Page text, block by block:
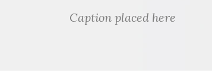
Caption placed here